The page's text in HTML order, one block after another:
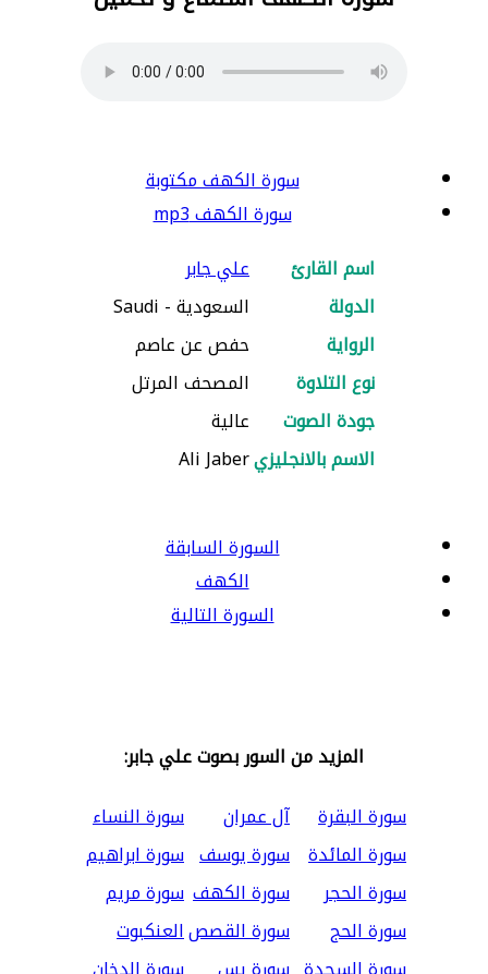
سورة الكهف مكتوبة
سورة الكهف mp3
اسم القارئ
علي جابر
الدولة
السعودية - Saudi
الرواية
حفص عن عاصم
نوع التلاوة
المصحف المرتل
جودة الصوت
عالية
الاسم بالانجليزيAli Jaber
السورة السابقة
الكهف
السورة التالية
المزيد من السور بصوت علي جابر:
سورة البقرة
آل عمران
سورة النساء
سورة المائدة سورة يوسف سورة ابراهيم
سورة الحجر
سورة الكهف سورة مريم
سورة الحج
سورة القصصالعنكبوت